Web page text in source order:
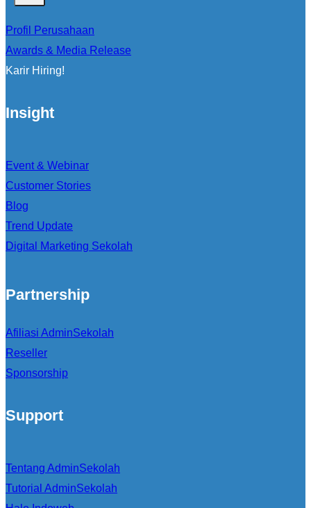
Profil Perusahaan
Awards & Media Release
Karir Hiring!
Insight
Event & Webinar
Customer Stories
Blog
Trend Update
Digital Marketing Sekolah
Partnership
Afiliasi AdminSekolah
Reseller
Sponsorship
Support
Tentang AdminSekolah
Tutorial AdminSekolah